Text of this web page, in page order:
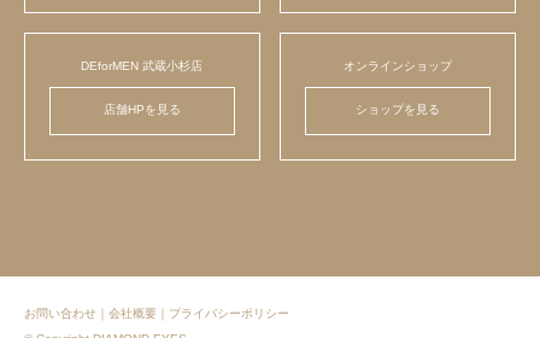
DEforMEN 武蔵小杉店
店舗HPを見る
オンラインショップ
ショップを見る
お問い合わせ 会社概要
プライバシーポリシー